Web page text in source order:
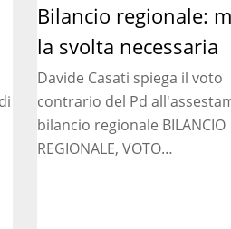
manca
svolta
necessaria
Bilancio regionale:
la svolta necessaria
Davide Casati spiega il voto
contrario del Pd
bilancio regionale BILANCIO
REGIONALE, VOTO…